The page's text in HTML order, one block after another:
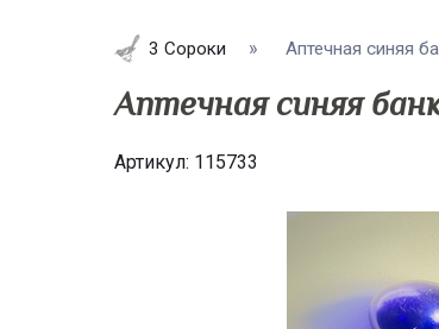
3 Сороки Аптечная синяя
Аптечная синяя
Артикул: 115733